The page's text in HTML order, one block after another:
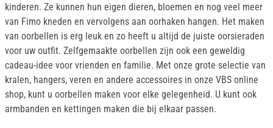
kinderen. Ze kunnen hun eigen dieren, bloemen en nog veel meer
van Fimo kneden en vervolgens aan oorhaken hangen. Het maken
van oorbellen is erg leuk en zo heeft u altijd de juiste oorsieraden
voor uw outfit. Zelfgemaakte oorbellen zijn ook een geweldig
cadeau-idee voor vrienden en familie. Met onze grote selectie van
kralen, hangers, veren en andere accessoires in onze VBS online
shop, kunt u oorbellen maken voor elke gelegenheid. U kunt ook
armbanden en kettingen maken die bij elkaar passen.